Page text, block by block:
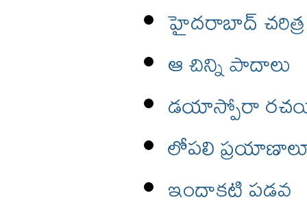
హైదరాబాద్
ఆ చిన్ని పాదాలు
డయాస్పోరా
లోపలి
ఇందాకటి పడవ